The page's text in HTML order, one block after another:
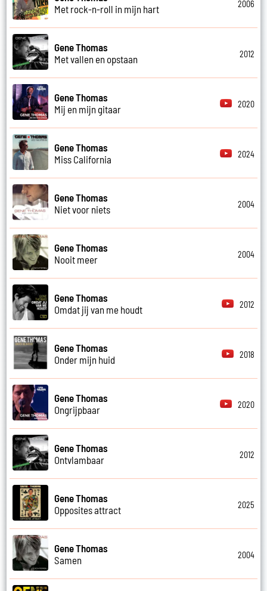
Met rock-n-roll in mijn hart
2006
Gene Thomas
Met vallen en opstaan
2012
Gene Thomas
Mij en mijn gitaar
2020
Gene Thomas
Miss California
2024
Gene Thomas
Niet voor niets
2004
Gene Thomas
Nooit meer
2004
Gene Thomas
Omdat jij van me houdt
2012
Gene Thomas
Onder mijn huid
2018
Gene Thomas
Ongrijpbaar
2020
Gene Thomas
Ontvlambaar
2012
Gene Thomas
Opposites attract
2025
Gene Thomas
Samen
2004